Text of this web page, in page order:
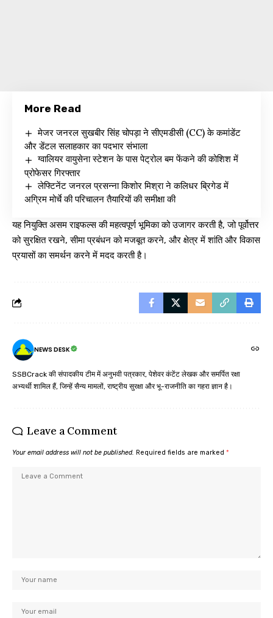
More Read
मेजर जनरल सुखबीर सिंह चोपड़ा ने सीएमडीसी (CC) के कमांडेंट
और डेंटल सलाहकार का पदभार संभाला
ग्वालियर वायुसेना स्टेशन के पास पेट्रोल बम फेंकने की कोशिश में
प्रोफेसर गिरफ्तार
लेफ्टिनेंट जनरल प्रसन्ना किशोर मिश्रा ने कलिधर ब्रिगेड में
अग्रिम मोर्चे की परिचालन तैयारियों की समीक्षा की
यह नियुक्ति असम राइफल्स की महत्वपूर्ण भूमिका को उजागर करती है, जो पूर्वोत्तर
को सुरक्षित रखने, सीमा प्रबंधन को मजबूत करने, और क्षेत्र में शांति और विकास
प्रयासों का समर्थन करने में मदद करती है।
NEWS DESK
SSBCrack की संपादकीय टीम में अनुभवी पत्रकार, पेशेवर कंटेंट लेखक और समर्पित रक्षा
अभ्यर्थी शामिल हैं, जिन्हें सैन्य मामलों, राष्ट्रीय सुरक्षा और भू-राजनीति का गहरा ज्ञान है।
Leave a Comment
Your email address will not be published. Required fields are marked *